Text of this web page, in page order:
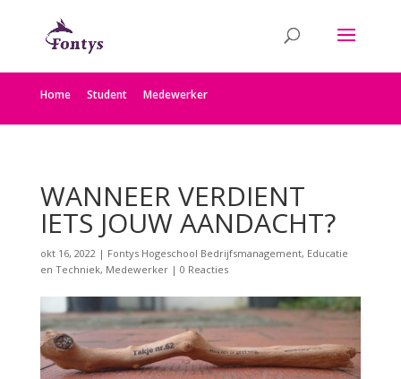
Home Student Medewerker
WANNEER VERDIENT
IETS JOUW AANDACHT?
okt 16, 2022| Fontys Hogeschool Bedrijfsmanagement, Educatie
en Techniek, Medewerker| 0 Reacties